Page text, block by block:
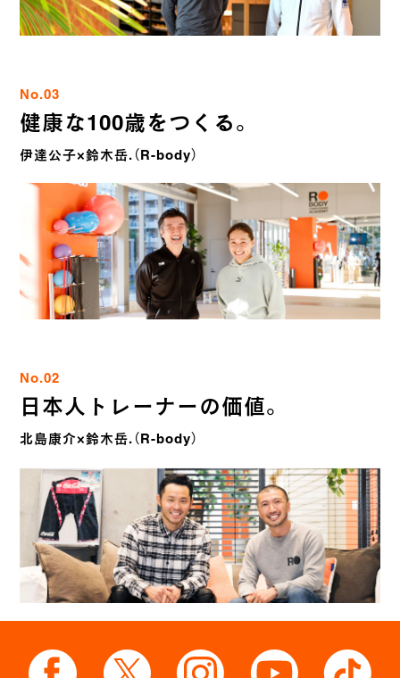
No.03
健康な100歳をつくる。
伊達公子×鈴木岳.（R-body）
No.02
日本人トレーナーの価値。
北島康介×鈴木岳.（R-body）